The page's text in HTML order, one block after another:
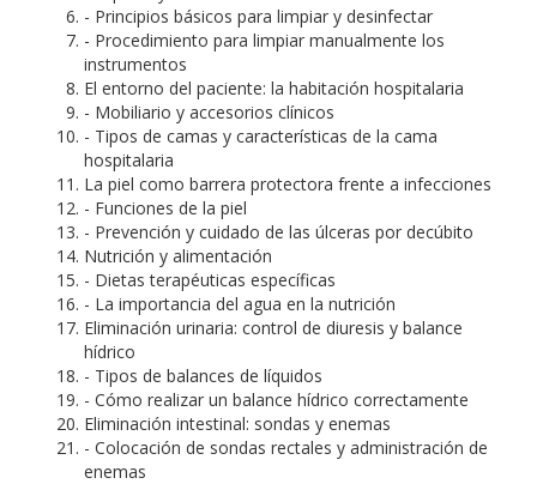
- Principios básicos para limpiar y desinfectar
- Procedimiento para limpiar manualmente los
instrumentos
El entorno del paciente: la habitación hospitalaria
- Mobiliario y accesorios clínicos
- Tipos de camas y características de la cama
hospitalaria
La piel como barrera protectora frente a infecciones
- Funciones de la piel
- Prevención y cuidado de las úlceras por decúbito
Nutrición y alimentación
- Dietas terapéuticas específicas
- La importancia del agua en la nutrición
Eliminación urinaria: control de diuresis y balance
hídrico
- Tipos de balances de líquidos
- Cómo realizar un balance hídrico correctamente
Eliminación intestinal: sondas y enemas
- Colocación de sondas rectales y administración de
enemas